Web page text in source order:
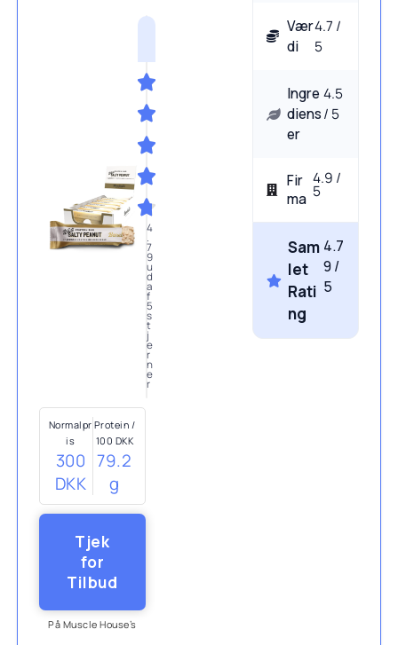
4
7
9
u
d
a
f
5
s
t
j
e
r
n
e
r
Normalpr
is
300
DKK
Protein /
100 DKK
79.2
g
Tjek
for
Tilbud
På Muscle House’s
Vær
di
4.7 /
5
Ingre
diens
er
4.5
/ 5
Fir
ma
4.9 /
5
Sam
let
Rati
ng
4.7
9 /
5